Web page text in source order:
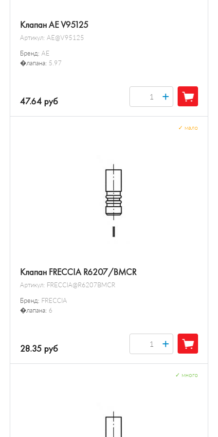
Клапан AE V95125
Артикул: AE@V95125
Бренд: AE
�лапана: 5.97
47.64 руб +
Клапан FRECCIA R6207/BMCR
Артикул: FRECCIA@R6207BMCR
Бренд: FRECCIA
�лапана: 6
мало
28.35 руб +
много